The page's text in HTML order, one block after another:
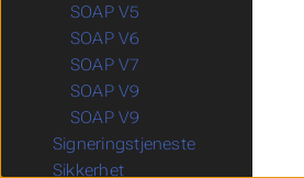
SOAP V5
SOAP V6
SOAP V7
SOAP V9
SOAP V9
Signeringstjeneste
Sikkerhet